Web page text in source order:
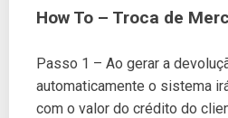
How To – Troca de
Passo 1 – Ao gerar a
automaticamente o sistema
com o valor do crédito do